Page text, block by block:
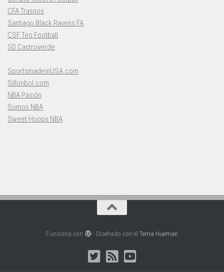
CFA Trasnos
Santiago Black Ravens FA
CSF Teo Football
SD Castroverde
SportsmadeinUSA.com
Sillonbol.com
NBA Pasión
Somos NBA
Sweet Hoops NBA
Funciona con - Diseñado con el Tema Hueman